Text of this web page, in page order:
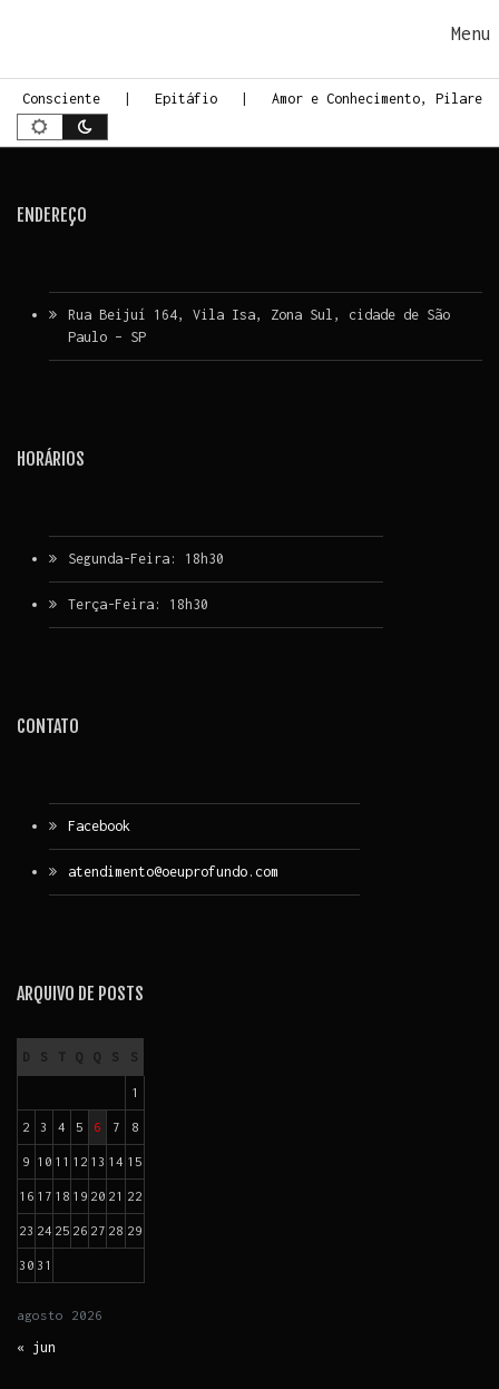
Consciente Epitáfio Amor e Conhecimento,
ENDEREÇO
Rua Beijuí 164, Vila Isa, Zona Sul, cidade de São
Paulo – SP
HORÁRIOS
Segunda-Feira: 18h30
Terça-Feira: 18h30
CONTATO
Facebook
atendimento@oeuprofundo.com
ARQUIVO DE POSTS
agosto 2026
D S T Q Q S S
1
2 3 4 5 6 7 8
9 10 11 12 13 14 15
16 17 18 19 20 21 22
23 24 25 26 27 28 29
30 31
« jun